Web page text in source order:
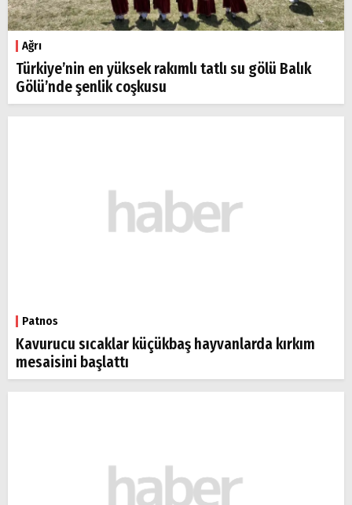
Ağrı
Türkiye’nin en yüksek rakımlı tatlı su gölü Balık
Gölü’nde şenlik coşkusu
Patnos
Kavurucu sıcaklar küçükbaş hayvanlarda kırkım
mesaisini başlattı